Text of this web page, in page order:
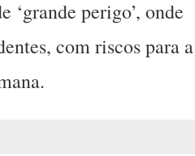
‘grande perigo’, onde
com riscos para a